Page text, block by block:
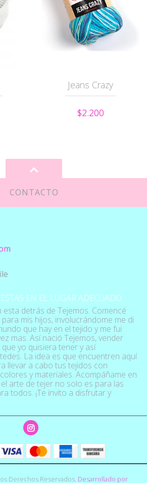
Jeans Crazy
$2.200
CONTACTO
EN EL LUGAR ADECUADO
esta detrás de Tejemos. Comencé
mis hijos, involucrándome me di
que hay en el tejido y me fui
mas. Así nació Tejemos, vender
yo quisiera tener y así
La idea es que encuentren aquí
llevar a cabo tus tejidos con
y materiales. Acompáñame en
arte de tejer no solo es para las
todos. ¡Te invito a disfrutar y
Derechos Reservados. Desarrollado por